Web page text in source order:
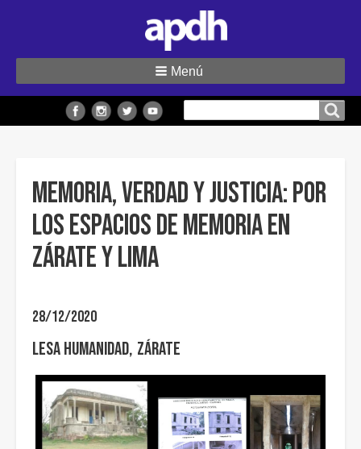
sitio
Menú
MEMORIA, VERDAD Y JUSTICIA: por
los espacios de memoria en
Zárate y Lima
28/12/2020
Lesa Humanidad Zárate